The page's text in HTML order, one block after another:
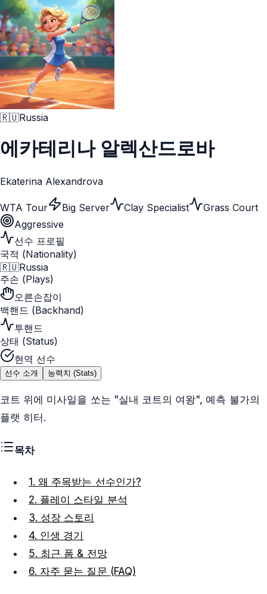
🇷🇺Russia
에카테리나 알렉산드로바
Ekaterina Alexandrova
WTA Tour Big Server Clay Specialist
Grass Court
Aggressive
선수 프로필
국적 (Nationality)
🇷🇺Russia
주손 (Plays)
오른손잡이
백핸드 (Backhand)
투핸드
상태 (Status)
현역 선수
선수 소개 능력치 (Stats)
코트 위에 미사일을 쏘는 "실내 코트의 여왕", 예측 불가의
플랫 히터.
목차
1. 왜 주목받는 선수인가?
2. 플레이 스타일 분석
3. 성장 스토리
4. 인생 경기
5. 최근 폼 & 전망
6. 자주 묻는 질문 (FAQ)